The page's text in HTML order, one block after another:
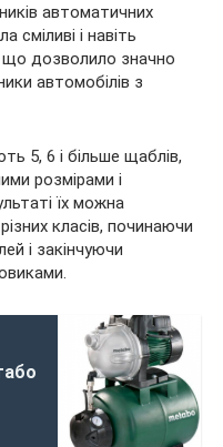
автоматичних
сміливі і навіть
що дозволило значно
автомобілів з
5, 6 і більше щаблів,
розмірами і
їх можна
класів, починаючи
і закінчуючи